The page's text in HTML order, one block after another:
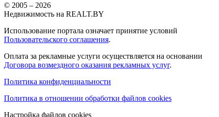
© 2005 – 2026
Недвижимость на REALT.BY
Использование портала означает принятие условий
Пользовательского соглашения.
Оплата за рекламные услуги осуществляется на основании
Договора возмездного оказания рекламных услуг.
Политика конфиденциальности
Политика в отношении обработки файлов cookies
Настройка файлов cookies